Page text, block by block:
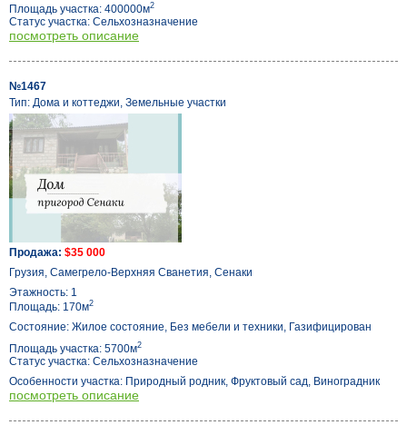
Площадь участка: 400000м2
Статус участка: Сельхозназначение
посмотреть описание
№1467
Тип: Дома и коттеджи, Земельные участки
Продажа: $35 000
Грузия, Самегрело-Верхняя Сванетия, Сенаки
Этажность: 1
Площадь: 170м2
Состояние: Жилое состояние, Без мебели и техники, Газифицирован
Площадь участка: 5700м2
Статус участка: Сельхозназначение
Особенности участка: Природный родник, Фруктовый сад, Виноградник
посмотреть описание